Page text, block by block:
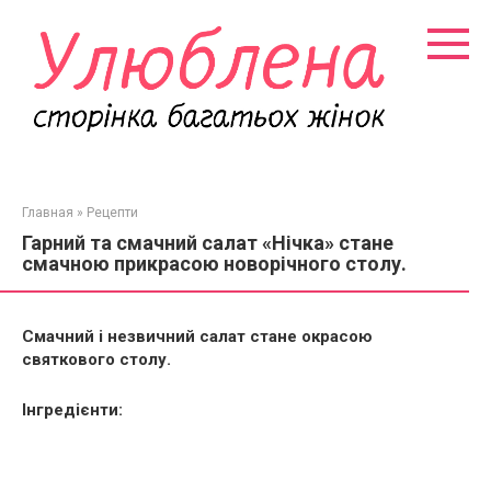
контенту
Главная » Рецепти
Гарний та смачний салат «Нічка» стане
смачною прикрасою новорічного столу.
Смачний і незвичний салат стане окрасою
святкового столу.
Інгредієнти: